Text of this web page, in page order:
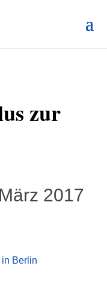
zur
2017